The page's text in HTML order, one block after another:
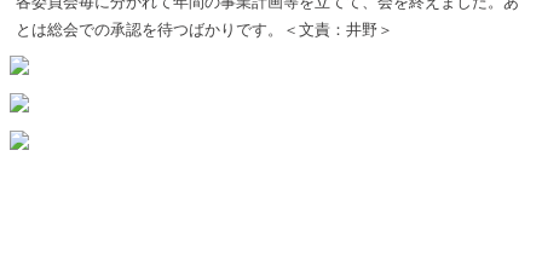
とは総会での承認を待つばかりです。＜文責：井野＞